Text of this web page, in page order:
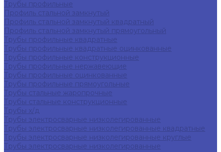
Трубы профильные
Профиль стальной замкнутый
Профиль стальной замкнутый квадратный
Профиль стальной замкнутый прямоугольный
Трубы профильные квадратные
Трубы профильные квадратные оцинкованные
Трубы профильные конструкционные
Трубы профильные нержавеющие
Трубы профильные оцинкованные
Трубы профильные прямоугольные
Трубы стальные жаропрочные
Трубы стальные конструкционные
Трубы х/д
Трубы электросварные низколегированные
Трубы электросварные низколегированные квадратные
Трубы электросварные низколегированные круглые
Трубы электросварные низколегированные